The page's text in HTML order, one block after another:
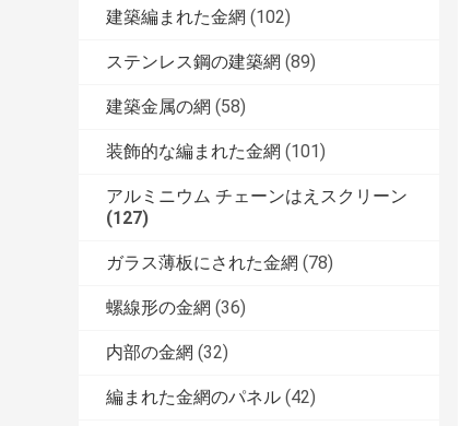
建築編まれた金網 (102)
ステンレス鋼の建築網 (89)
建築金属の網 (58)
装飾的な編まれた金網 (101)
アルミニウム チェーンはえスクリーン
(127)
ガラス薄板にされた金網 (78)
螺線形の金網 (36)
内部の金網 (32)
編まれた金網のパネル (42)